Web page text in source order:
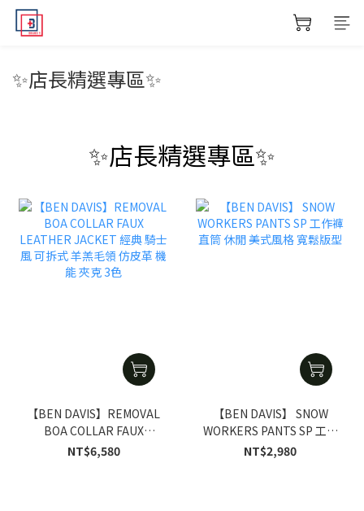
✨店長精選專區✨
✨店長精選專區✨
【BEN DAVIS】REMOVAL
BOA COLLAR FAUX
LEATHER JACKET 經典 騎
NT$6,580
【BEN DAVIS】 SNOW
WORKERS PANTS SP 工作
褲 直筒 休閒 美式風格 寬鬆
NT$2,980